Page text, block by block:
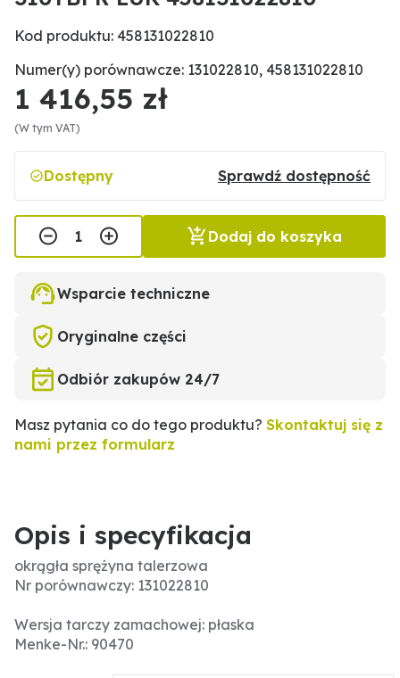
Kod produktu: 458131022810
Numer(y) porównawcze: 131022810, 458131022810
1 416,55 zł
(W tym VAT)
Dostępny Sprawdź dostępność
Dodaj do koszyka
Wsparcie techniczne
Oryginalne części
Odbiór zakupów 24/7
Masz pytania co do tego produktu? Skontaktuj się z
nami przez formularz
Opis i specyfikacja
okrągła sprężyna talerzowa
Nr porównawczy: 131022810
Wersja tarczy zamachowej: płaska
Menke-Nr.: 90470